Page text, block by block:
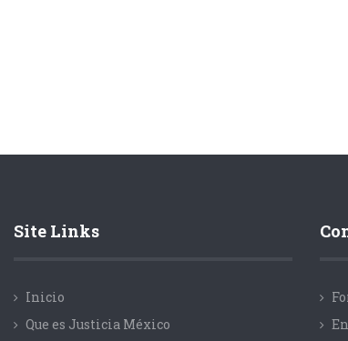
Site Links
Inicio
Que es Justicia México